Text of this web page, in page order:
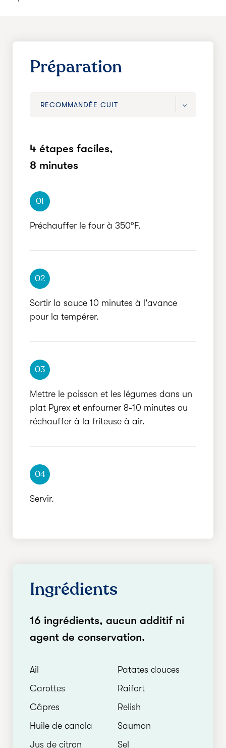
Préparation
RECOMMANDÉE CUIT
RAPIDE CUIT
NON CUIT
4 étapes faciles,
8 minutes
01
Préchauffer le four à 350°F.
02
Sortir la sauce 10 minutes à l'avance
pour la tempérer.
03
Mettre le poisson et les légumes dans un
plat Pyrex et enfourner 8-10 minutes ou
réchauffer à la friteuse à air.
04
Servir.
Ingrédients
16 ingrédients, aucun additif ni
agent de conservation.
Ail
Carottes
Câpres
Huile de canola
Jus de citron
Patates douces
Raifort
Relish
Saumon
Sel